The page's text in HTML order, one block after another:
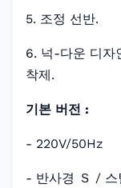
5. 조정 선반.
6. 넉-다운 디자
착제.
기본 버전 :
- 220V/50Hz
- 반사경 Ｓ / 스